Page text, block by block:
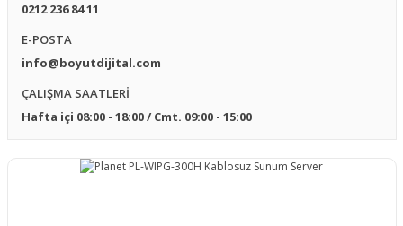
0212 236 84 11
E-POSTA
info@boyutdijital.com
ÇALIŞMA SAATLERİ
Hafta içi 08:00 - 18:00 / Cmt. 09:00 - 15:00